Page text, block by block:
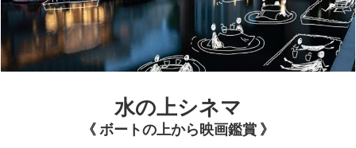
水の上シネマ
《 ボートの上から映画鑑賞 》